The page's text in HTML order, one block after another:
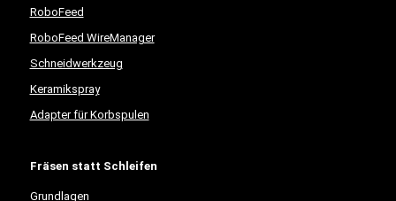
RoboFeed
RoboFeed WireManager
Schneidwerkzeug
Keramikspray
Adapter für Korbspulen
Fräsen statt Schleifen
Grundlagen